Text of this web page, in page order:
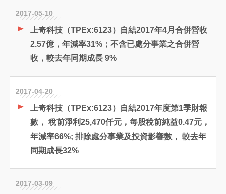
2017-05-10
上奇科技（TPEx:6123）自結2017年4月合併營收
2.57億，年減率31%；不含已處分事業之合併營
收，較去年同期成長 9%
2017-04-20
上奇科技（TPEx:6123）自結2017年度第1季財報
數， 稅前淨利25,470仟元，每股稅前純益0.47元，
年減率66%; 排除處分事業及投資影響數， 較去年
同期成長32%
2017-03-09